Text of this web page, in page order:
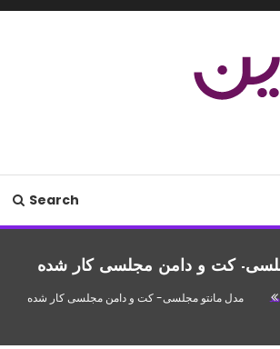
Search
کت و دامن مجلسی کار شده
مدل مانتو مجلسی- کت و دامن مجلسی کار شده